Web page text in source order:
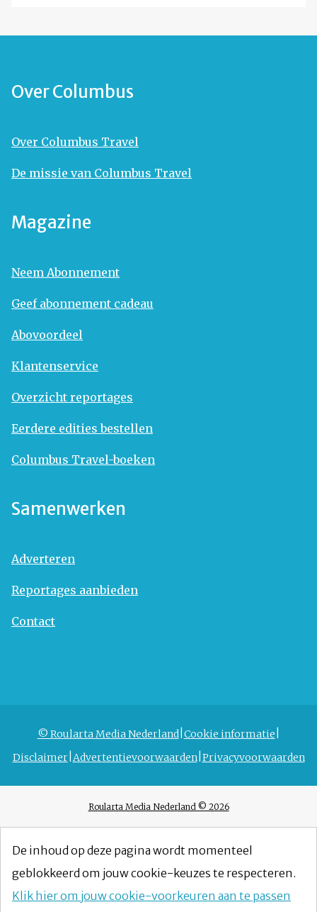
Over Columbus
Over Columbus Travel
De missie van Columbus Travel
Magazine
Neem Abonnement
Geef abonnement cadeau
Abovoordeel
Klantenservice
Overzicht reportages
Eerdere edities bestellen
Columbus Travel-boeken
Samenwerken
Adverteren
Reportages aanbieden
Contact
© Roularta Media Nederland Cookie informatie
Disclaimer Advertentievoorwaarden Privacyvoorwaarden
Roularta Media Nederland © 2026
De inhoud op deze pagina wordt momenteel
geblokkeerd om jouw cookie-keuzes te respecteren.
Klik hier om jouw cookie-voorkeuren aan te passen